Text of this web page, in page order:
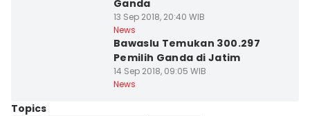
Ganda
13 Sep 2018, 20:40 WIB
News
Bawaslu Temukan 300.297
Pemilih Ganda di Jatim
14 Sep 2018, 09:05 WIB
News
Topics